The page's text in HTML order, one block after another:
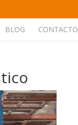
BLOG CONTACTO